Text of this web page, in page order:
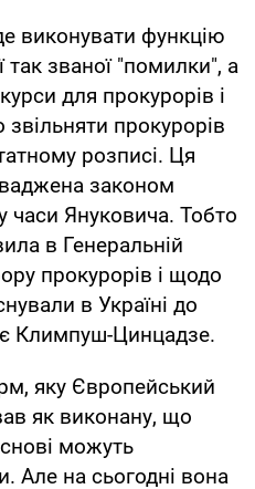
виконувати функцію
званої "помилки", а
для прокурорів і
прокурорів
розписі. Ця
законом
часи Януковича. Тобто
в Генеральній
прокурорів і щодо
в Україні до
Климпуш-Цинцадзе.
яку Європейський
як виконану, що
можуть
Але на сьогодні вона